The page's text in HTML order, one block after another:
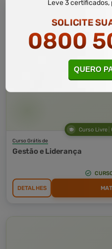
Curso Livre
Curso Grátis de
Gestão e Liderança
DETALHES
Leve 3 certificados,
SOLICITE
0800
QUERO